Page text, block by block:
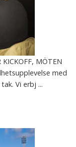
KICKOFF, MÖTEN
med
Vi erbj ...